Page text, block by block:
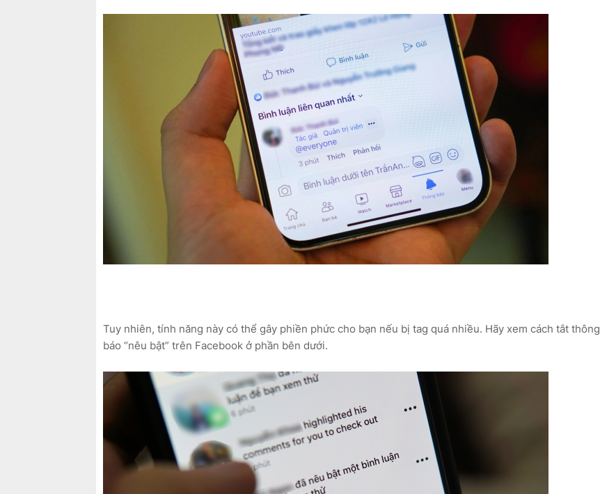
Tuy nhiên, tính năng này có thể gây phiền phức cho bạn nếu bị tag quá nhiều. Hãy xem cách tắt thông
báo “nêu bật” trên Facebook ở phần bên dưới.